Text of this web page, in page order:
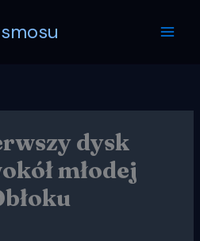
dysk
młodej